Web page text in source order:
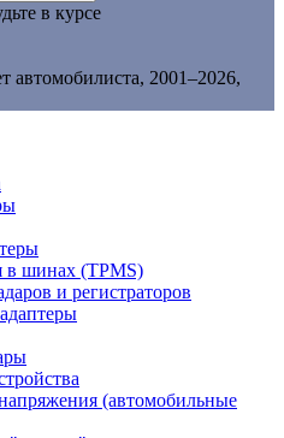
в курсе
автомобилиста, 2001–2026,
в шинах (TPMS)
и регистраторов
(автомобильные